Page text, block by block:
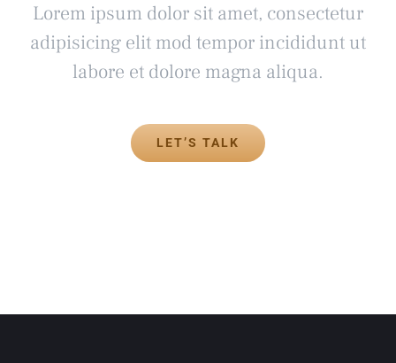
Lorem ipsum dolor sit amet, consectetur
adipisicing elit mod tempor incididunt ut
labore et dolore magna aliqua.
LET’S TALK